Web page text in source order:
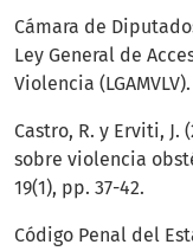
Cámara de
Ley General de
Violencia
Castro, R. y Erviti, J.
sobre violencia
19(1), pp. 37-42.
Código Penal del